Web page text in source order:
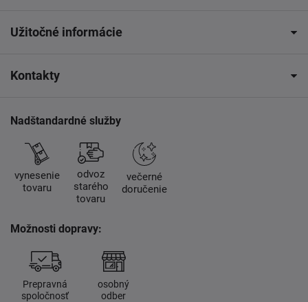
Užitočné informácie
Kontakty
Nadštandardné služby
vynesenie
tovaru
odvoz
starého
tovaru
večerné
doručenie
Možnosti dopravy:
Prepravná
spoločnosť
osobný
odber